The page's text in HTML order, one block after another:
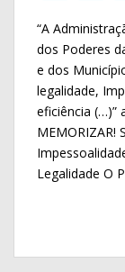
ac
e
b
o
o
k
“A
dos Poderes
e dos
legalidade,
eficiência (…)”
MEMORIZAR!
Legalidade O